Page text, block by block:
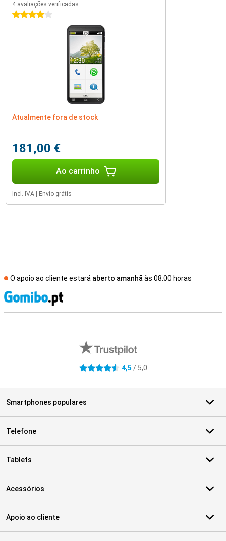
4 avaliações verificadas
4 estrelas
Atualmente fora de stock
181,00 €
Ao carrinho
Incl. IVA Envio grátis
O apoio ao cliente estará aberto amanhã às 08.00 horas
4.5 estrelas 4,5 / 5,0
Smartphones populares
Telefone
Tablets
Acessórios
Apoio ao cliente